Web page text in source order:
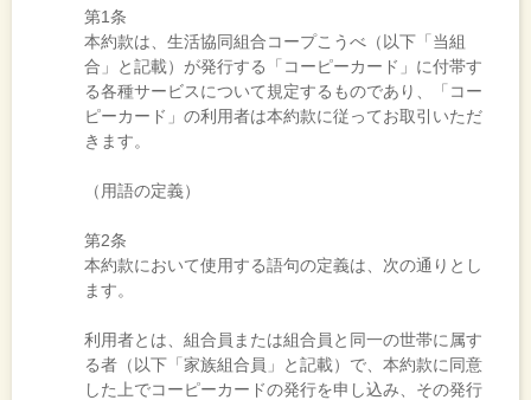
第1条
本約款は、生活協同組合コープこうべ（以下「当組
合」と記載）が発行する「コーピーカード」に付帯す
る各種サービスについて規定するものであり、「コー
ピーカード」の利用者は本約款に従ってお取引いただ
きます。
（用語の定義）
第2条
本約款において使用する語句の定義は、次の通りとし
ます。
利用者とは、組合員または組合員と同一の世帯に属す
る者（以下「家族組合員」と記載）で、本約款に同意
した上でコーピーカードの発行を申し込み、その発行